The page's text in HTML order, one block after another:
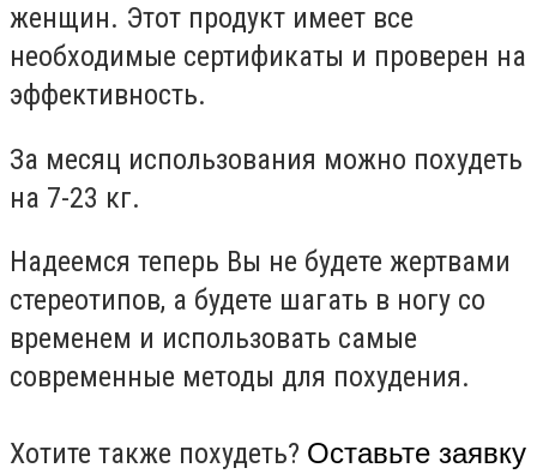
женщин. Этот продукт имеет все
необходимые сертификаты и проверен на
эффективность.
За месяц использования можно похудеть
на 7-23 кг.
Надеемся теперь Вы не будете жертвами
стереотипов, а будете шагать в ногу со
временем и использовать самые
современные методы для похудения.
Хотите также похудеть? Оставьте заявку